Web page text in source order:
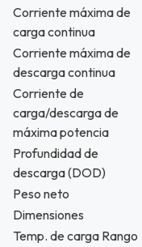
Corriente máxima de
carga continua
Corriente máxima de
descarga continua
Corriente de
carga/descarga de
máxima potencia
Profundidad de
descarga (DOD)
Peso neto
Dimensiones
Temp. de carga Rango